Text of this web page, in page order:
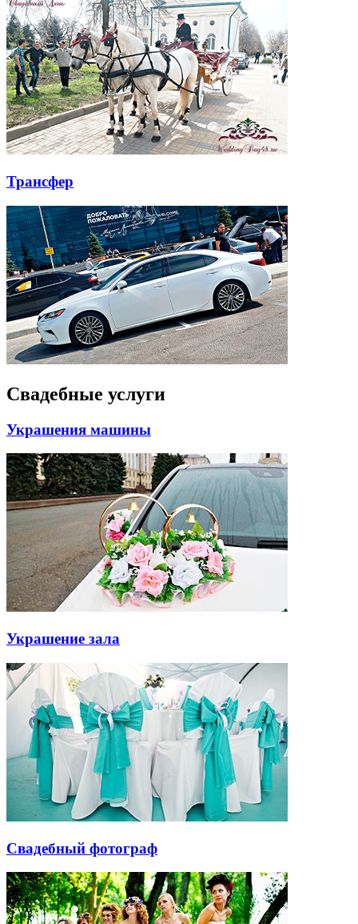
Трансфер
Свадебные услуги
Украшения машины
Украшение зала
Свадебный фотограф